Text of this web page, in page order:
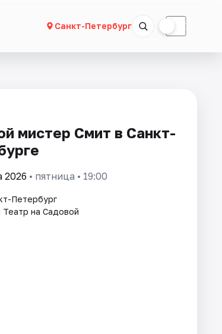
Санкт-Петербург ☾
мистер Смит в Санкт-
2026 • пятница • 19:00
Петербург
Театр на Садовой